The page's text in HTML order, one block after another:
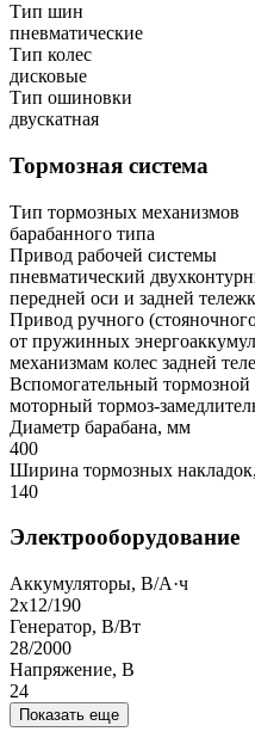
Тип шин
пневматические
Тип колес
дисковые
Тип ошиновки
двускатная
Тормозная система
Тип тормозных механизмов
барабанного типа
Привод рабочей системы
пневматический
передней оси и задней
Привод ручного
от пружинных
механизмам колес задней
Вспомогательный
моторный тормоз-
Диаметр барабана, мм
400
Ширина тормозных
140
Электрооборудование
Аккумуляторы, В/А·ч
2х12/190
Генератор, В/Вт
28/2000
Напряжение, B
24
Показать еще